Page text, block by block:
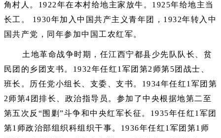
角村人。1922年在本村给地主家放牛。1925年给地主当
长工。 1930年加入中国共产主义青年团，1932年转入中
国共产党，同年参加中国工农红军。
土地革命战争时期，任江西宁都县少先队队长、贫
民团的乡团支书。1932年任红1军团第2师第5团战士、
班长。历任党小组长、支委、支书。1934年任红1军团第
2师第4团排长、政治指导员。参加了中央根据地第二至
第五次反“围剿”斗争和中央红军长征。1935年任红1军团
第1师政治部组织科组织干事。1936年任红1军团第1师